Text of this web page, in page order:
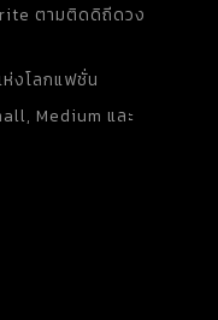
ตามติดดิถีดวง
ห่งโลกแฟชั่น
Medium และ